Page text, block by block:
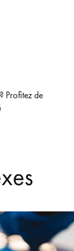
Profitez de